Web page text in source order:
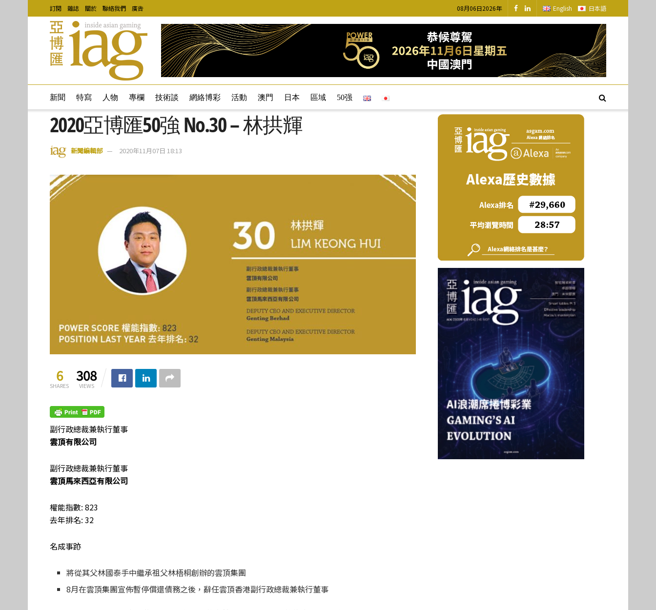
訂閱 雜誌 關於 聯絡我們 廣告 08月06日2026年 English 日本語
新聞 特寫 人物 專欄 技術談 網絡博彩 活動 澳門 日本 區域 50强
2020亞博匯50強 No.30 – 林拱輝
新聞編輯部 2020年11月07日 18:13
6
SHARES
308
VIEWS
副行政總裁兼執行董事
雲頂有限公司
副行政總裁兼執行董事
雲頂馬來西亞有限公司
權能指數: 823
去年排名: 32
名成事跡
將從其父林國泰手中繼承祖父林梧桐創辦的雲頂集團
8月在雲頂集團宣佈暫停償還債務之後，辭任雲頂香港副行政總裁兼執行董事